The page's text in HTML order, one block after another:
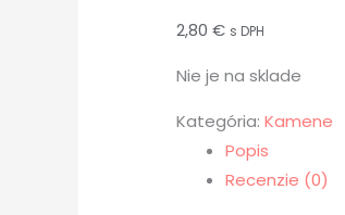
2,80 € s DPH
Nie je na sklade
Kategória: Kamene
Popis
Recenzie (0)